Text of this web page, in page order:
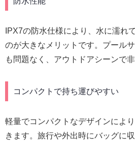
IPX7の防水仕様により、水に濡れ
のが大きなメリットです。プール
も問題なく、アウトドアシーンで
コンパクトで持ち運びやすい
軽量でコンパクトなデザインによ
きます。旅行や外出時にバッグに